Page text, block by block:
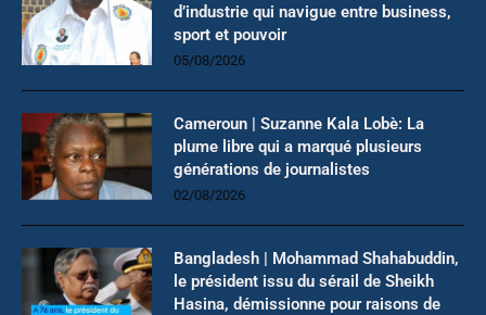
d’industrie qui navigue entre business,
sport et pouvoir
05/08/2026
Cameroun | Suzanne Kala Lobè: La
plume libre qui a marqué plusieurs
générations de journalistes
02/08/2026
Bangladesh | Mohammad Shahabuddin,
le président issu du sérail de Sheikh
Hasina, démissionne pour raisons de